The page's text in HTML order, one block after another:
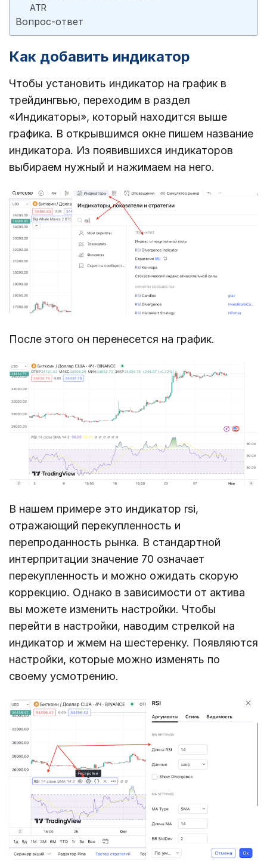
ATR
Вопрос-ответ
Как добавить индикатор
Чтобы установить индикатор на график в
трейдингвью, переходим в раздел
«Индикаторы», который находится выше
графика. В открывшимся окне пишем название
индикатора. Из появившихся индикаторов
выбираем нужный и нажимаем на него.
После этого он перенесется на график.
В нашем примере это индикатор rsi,
отражающий перекупленность и
перепроданность рынка. В стандартной
интерпритации значение 70 означает
перекупленность и можно ожидать скорую
коррекцию. Однако в зависимости от актива
вы можете изменить настройки. Чтобы
перейти в настройки, наводим стрелкой на
индикатор и жмем на шестеренку. Появляются
настройки, которые можно изменять по
своему усмотрению.